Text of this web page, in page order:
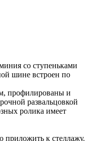
со ступеньками
шине встроен по
профилированы и
развальцовкой
ролика имеет
приложить к стеллажу.